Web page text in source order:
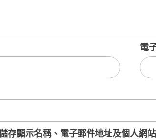
電
存顯示名稱、電子郵件地址及個人網